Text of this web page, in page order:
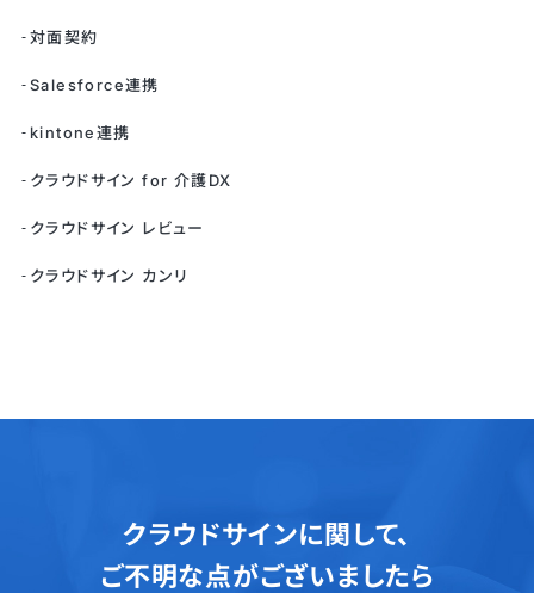
対面契約
Salesforce連携
kintone連携
クラウドサイン for 介護DX
クラウドサイン レビュー
クラウドサイン カンリ
クラウドサインに関して、
ご不明な点がございましたら